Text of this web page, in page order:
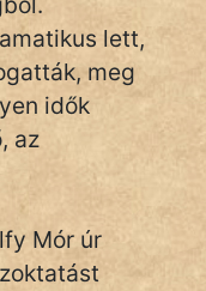
lett,
meg
idők
az
Mór úr